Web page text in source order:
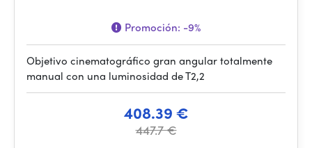
Promoción: -9%
Objetivo cinematográfico gran angular totalmente
manual con una luminosidad de T2,2
408.39 €
447.7 €